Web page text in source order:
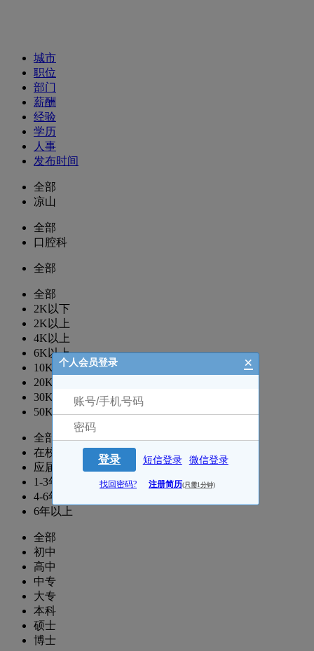
城市
职位
部门
薪酬
经验
学历
人事
发布时间
全部
凉山
全部
口腔科
全部
全部
2K以下
2K以上
4K以上
6K以上
10K以上
20K以上
30K以上
50K以上
全部
在校生
应届生
1-3年
4-6年
6年以上
全部
初中
高中
中专
大专
本科
硕士
博士
个人会员登录 ×
登录 短信登录 微信登录
找回密码? 注册简历(只需1分钟)